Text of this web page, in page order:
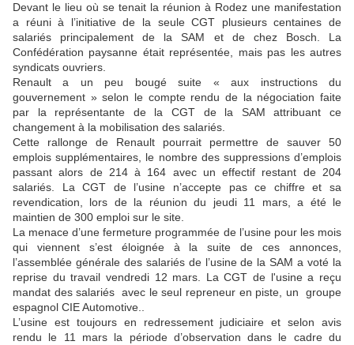
Devant le lieu où se tenait la réunion à Rodez une manifestation
a réuni à l’initiative de la seule CGT plusieurs centaines de
salariés principalement de la SAM et de chez Bosch. La
Confédération paysanne était représentée, mais pas les autres
syndicats ouvriers.
Renault a un peu bougé suite « aux instructions du
gouvernement » selon le compte rendu de la négociation faite
par la représentante de la CGT de la SAM attribuant ce
changement à la mobilisation des salariés.
Cette rallonge de Renault pourrait permettre de sauver 50
emplois supplémentaires, le nombre des suppressions d’emplois
passant alors de 214 à 164 avec un effectif restant de 204
salariés. La CGT de l’usine n’accepte pas ce chiffre et sa
revendication, lors de la réunion du jeudi 11 mars, a été le
maintien de 300 emploi sur le site.
La menace d’une fermeture programmée de l’usine pour les mois
qui viennent s’est éloignée à la suite de ces annonces,
l’assemblée générale des salariés de l’usine de la SAM a voté la
reprise du travail vendredi 12 mars. La CGT de l'usine a reçu
mandat des salariés avec le seul repreneur en piste, un groupe
espagnol CIE Automotive..
L’usine est toujours en redressement judiciaire et selon avis
rendu le 11 mars la période d’observation dans le cadre du